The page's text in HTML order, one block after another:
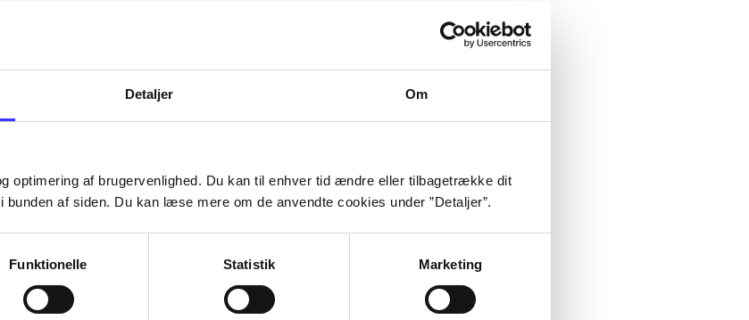
Detaljer Om
optimering af brugervenlighed. Du kan til enhver tid ændre eller tilbagetrække dit
af siden. Du kan læse mere om de anvendte cookies under ”Detaljer”.
Funktionelle Statistik Marketing